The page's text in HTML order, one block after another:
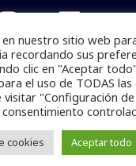
Twitter
2025 Todos los
de la información
referencia a la
poryalla
en nuestro sitio web
recordando sus
clic en "Aceptar
el uso de TODAS las
"Configuración
cookies Aceptar todo